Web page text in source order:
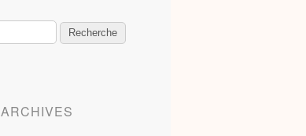
ARCHIVES